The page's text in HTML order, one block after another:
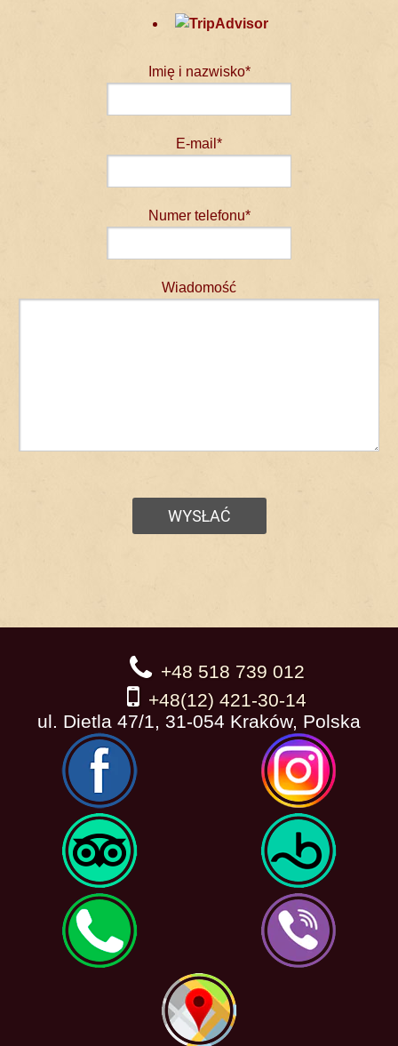
Imię i nazwisko*
E-mail*
Numer telefonu*
Wiadomość
+48 518 739 012
+48(12) 421-30-14
ul. Dietla 47/1, 31-054 Kraków, Polska